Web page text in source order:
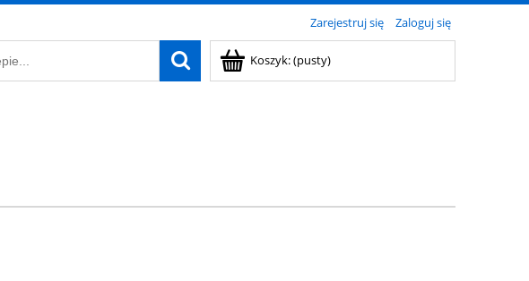
Zarejestruj się Zaloguj się
Koszyk:(pusty)